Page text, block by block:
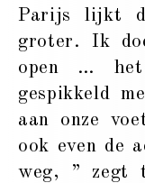
Parijs lijkt
groter. Ik
open …
gespikkeld
aan onze
ook even de
weg, ” zegt